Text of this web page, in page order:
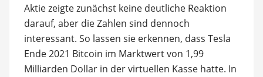
Aktie zeigte zunächst keine deutliche Reaktion
darauf, aber die Zahlen sind dennoch
interessant. So lassen sie erkennen, dass Tesla
Ende 2021 Bitcoin im Marktwert von 1,99
Milliarden Dollar in der virtuellen Kasse hatte. In